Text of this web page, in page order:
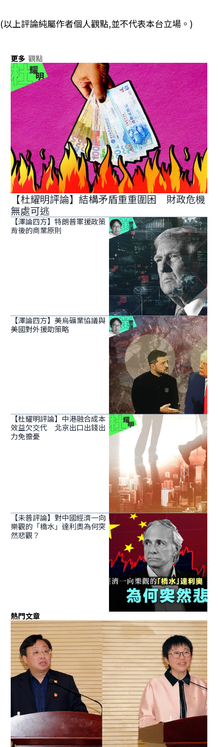
(以上評論純屬作者個人觀點,並不代表本台立場。)
更多 觀點
【杜耀明評論】結構矛盾重重圍困 財政危機
無處可逃
【澤論四方】特朗普軍援政策
背後的商業原則
【澤論四方】美烏礦業協議與
美國對外援助策略
【杜耀明評論】中港融合成本
效益欠交代 北京出口出錢出
力免擔憂
【未普評論】對中國經濟一向
樂觀的「橋水」達利奧為何突
然悲觀？
熱門文章